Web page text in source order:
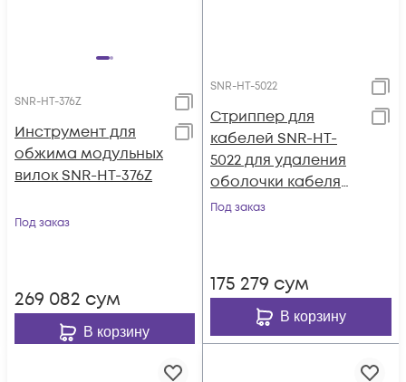
SNR-HT-376Z
Инструмент для
обжима модульных
вилок SNR-HT-376Z
Под заказ
269 082 сум
В корзину
SNR-HT-5022
Стриппер для
кабелей SNR-HT-
5022 для удаления
оболочки кабеля
0,5...1,6 мм
Под заказ
175 279 сум
В корзину